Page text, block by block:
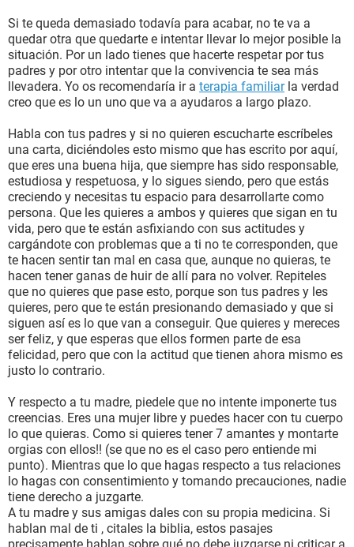
pensando en salirme de mi casa porque simplemente ya no
aguanto tener tanto estrés, siento que soy una persona muy
complicada para entablar relaciones por la familia que
tengo y vivo con mucha ansiedad de cual sera el nuevo
adjetivo que me darán mis padres. Ya no sé qué hacer me
siento todo el tiempo mal y cuento los días para dejar de
porqué me asusta que he llegado a pensar en matarme solo
para tener paz.
Disculpen que sea tan largo y agradezco su ayuda de
antemano
Si te queda demasiado todavía para acabar, no te va a
quedar otra que quedarte e intentar llevar lo mejor posible la
situación. Por un lado tienes que hacerte respetar por tus
padres y por otro intentar que la convivencia te sea más
llevadera. Yo os recomendaría ir a terapia familiarla verdad
creo que es lo un uno que va a ayudaros a largo plazo.
Habla con tus padres y si no quieren escucharte escríbeles
una carta, diciéndoles esto mismo que has escrito por aquí,
que eres una buena hija, que siempre has sido responsable,
estudiosa y respetuosa, y lo sigues siendo, pero que estás
creciendo y necesitas tu espacio para desarrollarte como
persona. Que les quieres a ambos y quieres que sigan en tu
vida, pero que te están asfixiando con sus actitudes y
cargándote con problemas que a ti no te corresponden, que
te hacen sentir tan mal en casa que, aunque no quieras, te
hacen tener ganas de huir de allí para no volver. Repiteles
que no quieres que pase esto, porque son tus padres y les
quieres, pero que te están presionando demasiado y que si
siguen así es lo que van a conseguir. Que quieres y mereces
ser feliz, y que esperas que ellos formen parte de esa
felicidad, pero que con la actitud que tienen ahora mismo es
justo lo contrario.
Y respecto a tu madre, piedele que no intente imponerte tus
creencias. Eres una mujer libre y puedes hacer con tu cuerpo
lo que quieras. Como si quieres tener 7 amantes y montarte
orgias con ellos!! (se que no es el caso pero entiende mi
punto). Mientras que lo que hagas respecto a tus relaciones
lo hagas con consentimiento y tomando precauciones, nadie
tiene derecho a juzgarte.
A tu madre y sus amigas dales con su propia medicina. Si
hablan mal de ti , citales la biblia, estos pasajes